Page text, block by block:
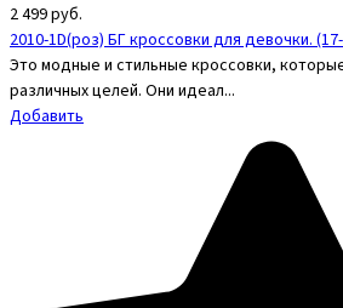
2 499руб.
2010-1D(роз) БГ кроссовки для девочки.
Это модные и стильные кроссовки,
различных целей. Они идеал...
Добавить